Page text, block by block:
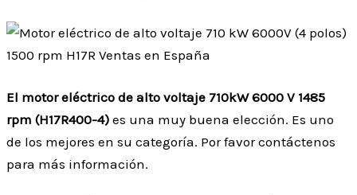
El motor eléctrico de alto voltaje 710kW 6000 V 1485
rpm (H17R400-4) es una muy buena elección. Es uno
de los mejores en su categoría. Por favor contáctenos
para más información.